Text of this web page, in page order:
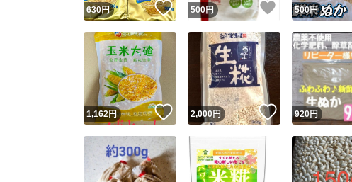
スピード発送
安心発送
630円 いいね！
500円 いいね！
500円
1,162円 いいね！
2,000円 いいね！
920円